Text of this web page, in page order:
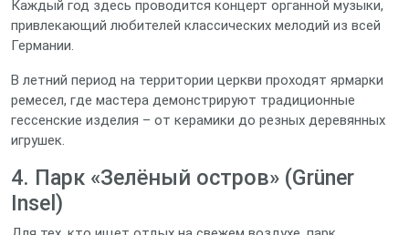
Каждый год здесь проводится концерт органной музыки,
привлекающий любителей классических мелодий из всей
Германии.
В летний период на территории церкви проходят ярмарки
ремесел, где мастера демонстрируют традиционные
гессенские изделия – от керамики до резных деревянных
игрушек.
4. Парк «Зелёный остров» (Grüner
Insel)